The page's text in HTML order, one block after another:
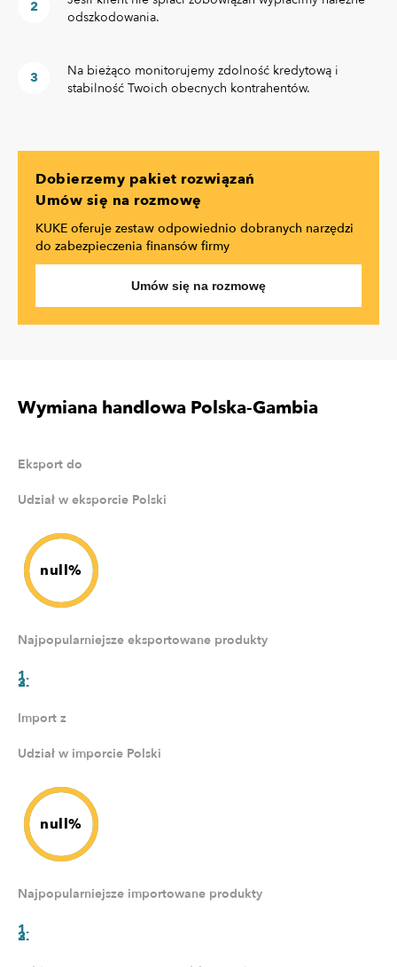
odszkodowania.
Na bieżąco monitorujemy zdolność kredytową i
stabilność Twoich obecnych kontrahentów.
Dobierzemy pakiet rozwiązań
Umów się na rozmowę
KUKE oferuje zestaw odpowiednio dobranych narzędzi
do zabezpieczenia finansów firmy
Umów się na rozmowę
Wymiana handlowa Polska-Gambia
Eksport do
Udział w eksporcie Polski
null%
Najpopularniejsze eksportowane produkty
Import z
Udział w imporcie Polski
null%
Najpopularniejsze importowane produkty